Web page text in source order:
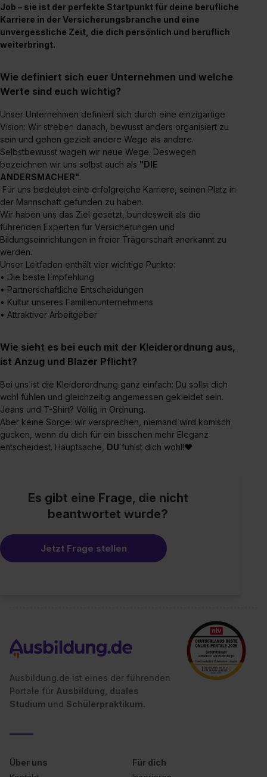
Job – sie ist der perfekte Startpunkt für deine berufliche
Karriere in der Versicherungsbranche und eine
unvergessliche Zeit, die dich persönlich und beruflich
weiterbringt.
Wie definiert sich euer Unternehmen und welche
Werte sind euch wichtig?
Unser Unternehmen definiert sich durch eine einzigartige
Vision: Wir streben danach, bewusst anders organisiert zu
sein und gehen gezielt andere Wege als andere.
Selbstbewusst wagen wir neue Wege. Deswegen
bezeichnen wir uns selbst auch als "DIE
ANDERSMACHER".
Für uns bedeutet eine erfolgreiche Karriere, seinen Platz in
der Mannschaft gefunden zu haben.
Wir haben uns das Ziel gesetzt, bundesweit als die
führenden Experten für Versicherungen und
Bildungseinrichtungen in freier Trägerschaft anerkannt zu
werden.
Unser Leitfaden enthält vier wichtige Punkte:
• Die beste Empfehlung
• Partnerschaftliche Entscheidungen
• Kultur unseres Familienunternehmens
• Attraktiver Arbeitgeber
Wie sieht es bei euch mit der Kleiderordnung aus,
ist Anzug und Blazer Pflicht?
Bei uns ist die Kleiderordnung ganz einfach: Du sollst dich
wohl fühlen und gleichzeitig angemessen gekleidet sein.
Jeans und T-Shirt? Völlig in Ordnung.
Aber keine Sorge: wir versprechen, niemand wird komisch
gucken, wenn du dich für ein bisschen mehr Eleganz
entscheidest. Hauptsache, DU fühlst dich wohl!❤
Es gibt eine Frage, die nicht
beantwortet wurde?
Jetzt Frage stellen
Ausbildung.de ist eines der führenden
Portale für Ausbildung, duales
Studium und Schülerpraktikum.
Über uns
Für dich